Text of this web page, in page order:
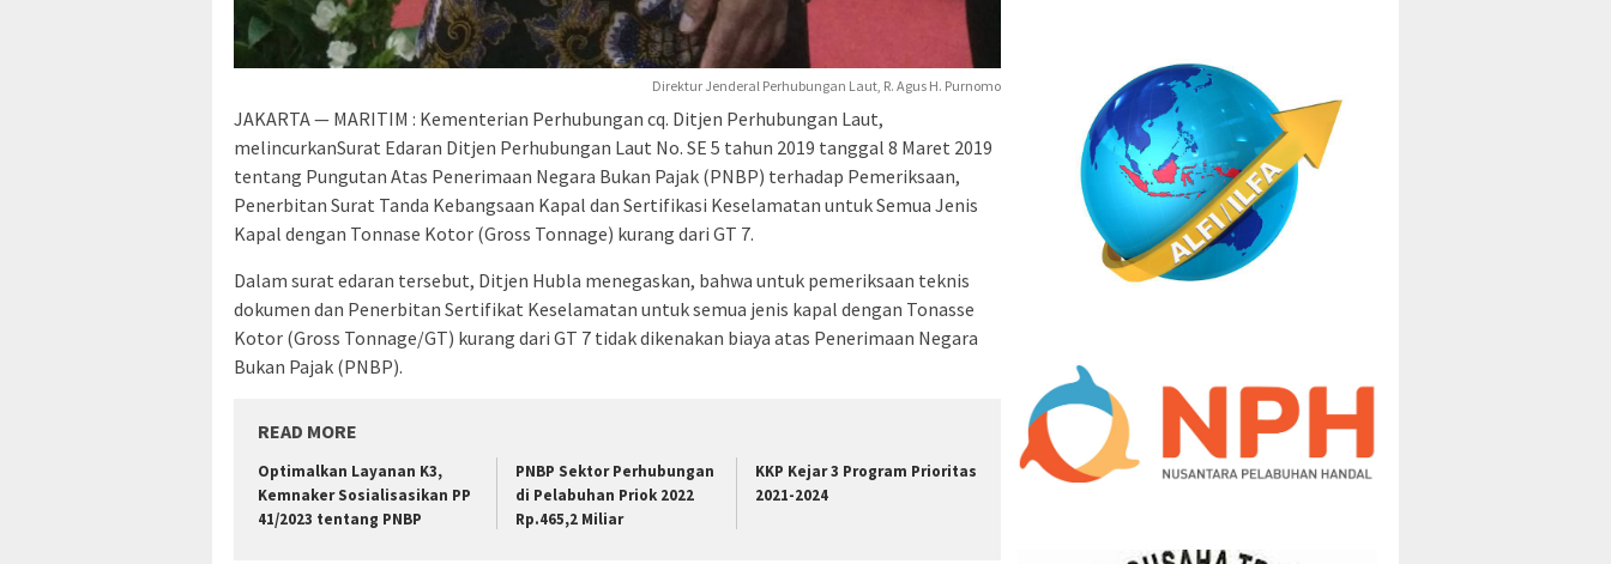
Direktur Jenderal Perhubungan Laut, R. Agus H. Purnomo
JAKARTA — MARITIM : Kementerian Perhubungan cq. Ditjen Perhubungan Laut,
melincurkanSurat Edaran Ditjen Perhubungan Laut No. SE 5 tahun 2019 tanggal 8 Maret 2019
tentang Pungutan Atas Penerimaan Negara Bukan Pajak (PNBP) terhadap Pemeriksaan,
Penerbitan Surat Tanda Kebangsaan Kapal dan Sertifikasi Keselamatan untuk Semua Jenis
Kapal dengan Tonnase Kotor (Gross Tonnage) kurang dari GT 7.
Dalam surat edaran tersebut, Ditjen Hubla menegaskan, bahwa untuk pemeriksaan teknis
dokumen dan Penerbitan Sertifikat Keselamatan untuk semua jenis kapal dengan Tonasse
Kotor (Gross Tonnage/GT) kurang dari GT 7 tidak dikenakan biaya atas Penerimaan Negara
Bukan Pajak (PNBP).
READ MORE
Optimalkan Layanan K3,
Kemnaker Sosialisasikan PP
41/2023 tentang PNBP
PNBP Sektor Perhubungan
di Pelabuhan Priok 2022
Rp.465,2 Miliar
KKP Kejar 3 Program Prioritas
2021-2024